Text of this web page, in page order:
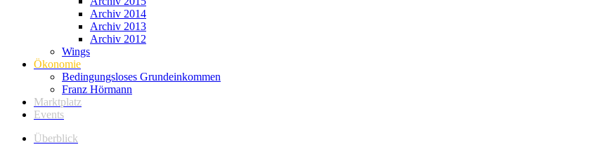
Archiv 2014
Archiv 2013
Archiv 2012
Wings
Ökonomie
Bedingungsloses Grundeinkommen
Franz Hörmann
Marktplatz
Events
Überblick